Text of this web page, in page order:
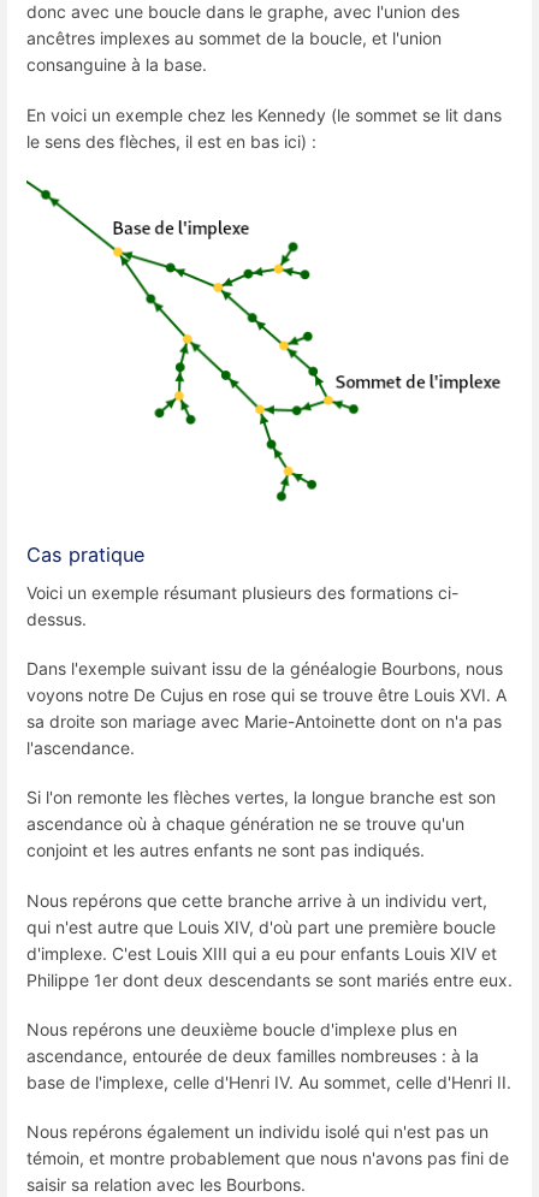
donc avec une boucle dans le graphe, avec l'union des
ancêtres implexes au sommet de la boucle, et l'union
consanguine à la base.
En voici un exemple chez les Kennedy (le sommet se lit dans
le sens des flèches, il est en bas ici) :
Cas pratique
Voici un exemple résumant plusieurs des formations ci-
dessus.
Dans l'exemple suivant issu de la généalogie Bourbons, nous
voyons notre De Cujus en rose qui se trouve être Louis XVI. A
sa droite son mariage avec Marie-Antoinette dont on n'a pas
l'ascendance.
Si l'on remonte les flèches vertes, la longue branche est son
ascendance où à chaque génération ne se trouve qu'un
conjoint et les autres enfants ne sont pas indiqués.
Nous repérons que cette branche arrive à un individu vert,
qui n'est autre que Louis XIV, d'où part une première boucle
d'implexe. C'est Louis XIII qui a eu pour enfants Louis XIV et
Philippe 1er dont deux descendants se sont mariés entre eux.
Nous repérons une deuxième boucle d'implexe plus en
ascendance, entourée de deux familles nombreuses : à la
base de l'implexe, celle d'Henri IV. Au sommet, celle d'Henri II.
Nous repérons également un individu isolé qui n'est pas un
témoin, et montre probablement que nous n'avons pas fini de
saisir sa relation avec les Bourbons.